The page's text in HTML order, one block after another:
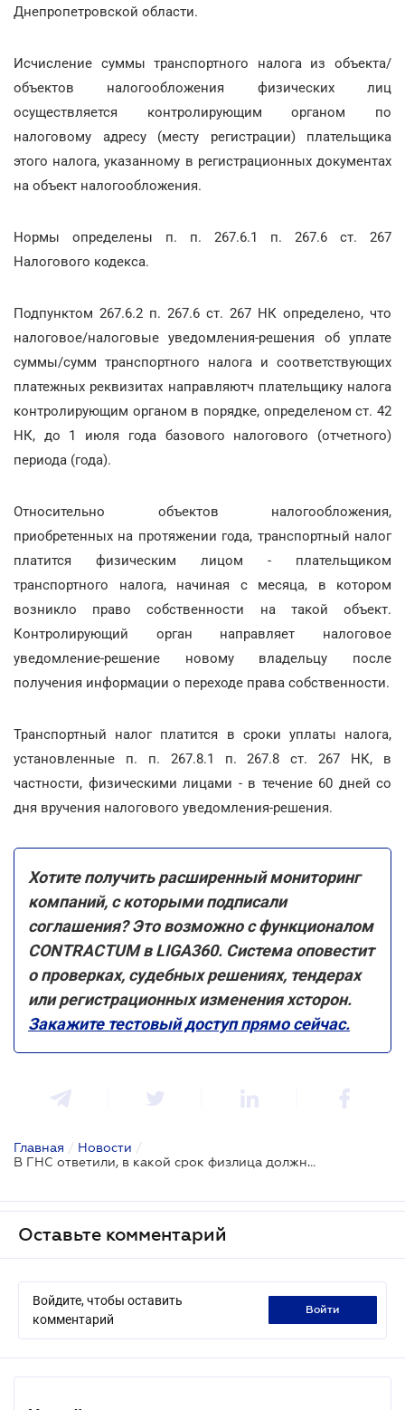
Днепропетровской области.
Исчисление суммы транспортного налога из объекта/
объектов налогообложения физических лиц
осуществляется контролирующим органом по
налоговому адресу (месту регистрации) плательщика
этого налога, указанному в регистрационных документах
на объект налогообложения.
Нормы определены п. п. 267.6.1 п. 267.6 ст. 267
Налогового кодекса.
Подпунктом 267.6.2 п. 267.6 ст. 267 НК определено, что
налоговое/налоговые уведомления-решения об уплате
суммы/сумм транспортного налога и соответствующих
платежных реквизитах направляютч плательщику налога
контролирующим органом в порядке, определеном ст. 42
НК, до 1 июля года базового налогового (отчетного)
периода (года).
Относительно объектов налогообложения,
приобретенных на протяжении года, транспортный налог
платится физическим лицом - плательщиком
транспортного налога, начиная с месяца, в котором
возникло право собственности на такой объект.
Контролирующий орган направляет налоговое
уведомление-решение новому владельцу после
получения информации о переходе права собственности.
Транспортный налог платится в сроки уплаты налога,
установленные п. п. 267.8.1 п. 267.8 ст. 267 НК, в
частности, физическими лицами - в течение 60 дней со
дня вручения налогового уведомления-решения.
Хотите получить расширенный мониторинг
компаний, с которыми подписали
соглашения? Это возможно с функционалом
CONTRACTUM в LIGA360. Система оповестит
о проверках, судебных решениях, тендерах
или регистрационных изменения хсторон.
Закажите тестовый доступ прямо сейчас.
Главная / Новости /
В ГНС ответили, в какой срок физлица должны уплатить транспортный налог
Оставьте комментарий
Войдите, чтобы оставить
комментарий
войти